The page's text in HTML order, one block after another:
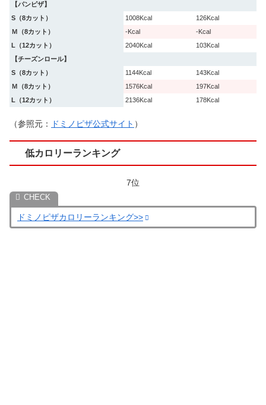
【パンピザ】
S（8カット）
1008Kcal
126Kcal
Ｍ（8カット）
-Kcal
-Kcal
L（12カット）
2040Kcal
103Kcal
【チーズンロール】
S（8カット）
1144Kcal
143Kcal
Ｍ（8カット）
1576Kcal
197Kcal
L（12カット）
2136Kcal 178Kcal
（参照元： ドミノピザ公式サイト ）
低カロリーランキング
7位
ドミノピザカロリーランキング>>